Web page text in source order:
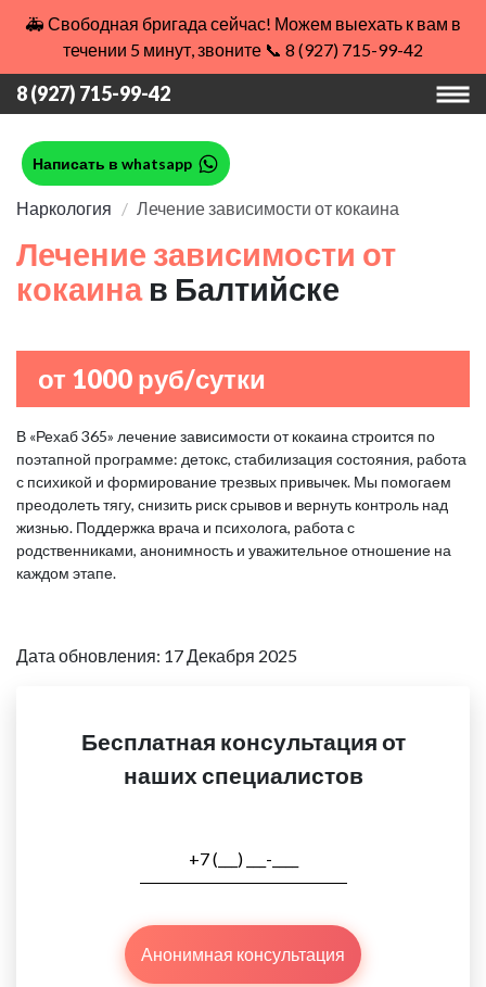
🚑 Свободная бригада сейчас! Можем выехать к вам в
течении 5 минут, звоните 📞 8 (927) 715-99-42
8 (927) 715-99-42
Написать в whatsapp
Наркология Лечение зависимости от кокаина
Лечение зависимости от
кокаина в Балтийске
от 1000 руб/сутки
В «Рехаб 365» лечение зависимости от кокаина строится по
поэтапной программе: детокс, стабилизация состояния, работа
с психикой и формирование трезвых привычек. Мы помогаем
преодолеть тягу, снизить риск срывов и вернуть контроль над
жизнью. Поддержка врача и психолога, работа с
родственниками, анонимность и уважительное отношение на
каждом этапе.
Дата обновления: 17 Декабря 2025
Бесплатная консультация от
наших специалистов
Анонимная консультация